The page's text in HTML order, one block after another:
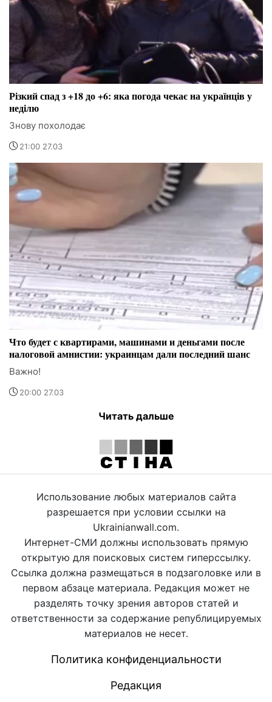
Різкий спад з +18 до +6: яка погода чекає на українців у
неділю
Знову похолодає
21:00 27.03
Что будет с квартирами, машинами и деньгами после
налоговой амнистии: украинцам дали последний шанс
Важно!
20:00 27.03
Читать дальше
Использование любых материалов сайта
разрешается при условии ссылки на
Ukrainianwall.com.
Интернет-СМИ должны использовать прямую
открытую для поисковых систем гиперссылку.
Ссылка должна размещаться в подзаголовке или в
первом абзаце материала. Редакция может не
разделять точку зрения авторов статей и
ответственности за содержание републицируемых
материалов не несет.
Политика конфиденциальности
Редакция